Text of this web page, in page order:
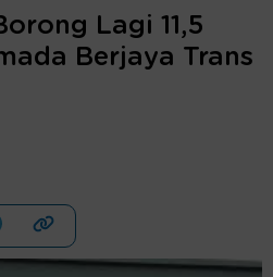
Lagi 11,5
Berjaya Trans